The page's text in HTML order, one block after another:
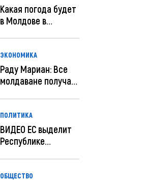
Какая погода будет
в Молдове в
ЭКОНОМИКА
Раду Мариан: Все
молдаване получат
ПОЛИТИКА
ВИДЕО ЕС выделит
Республике
ОБЩЕСТВО